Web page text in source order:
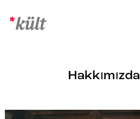
Hakkımızda